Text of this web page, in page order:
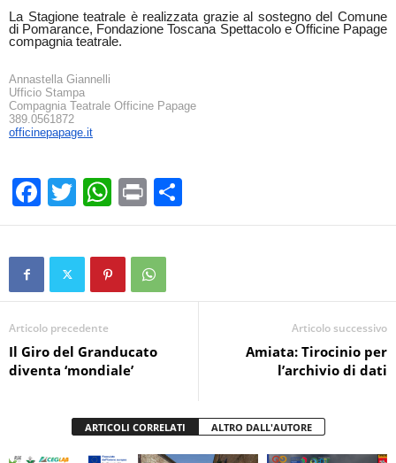
La Stagione teatrale è realizzata grazie al sostegno del Comune
di Pomarance, Fondazione Toscana Spettacolo e Officine Papage
compagnia teatrale.
Annastella Giannelli
Ufficio Stampa
Compagnia Teatrale Officine Papage
389.0561872
officinepapage.it
F
a
c
b
o
o
T
wi
tt
W
h
at
s
A
p
Pr
in
t
o
vi
Articolo precedente
Il Giro del Granducato
diventa ‘mondiale’
Articolo successivo
Amiata: Tirocinio per
l’archivio di dati
ARTICOLI CORRELATI ALTRO DALL'AUTORE